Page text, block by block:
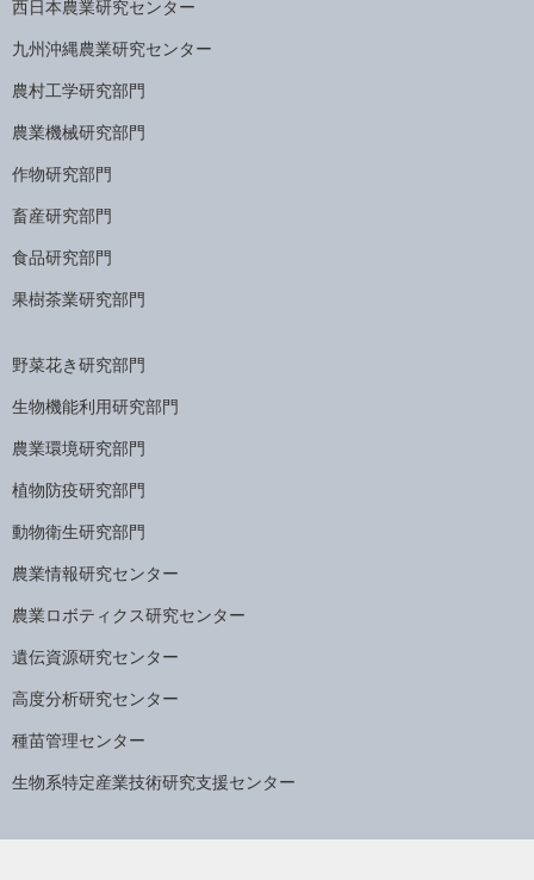
西日本農業研究センター
九州沖縄農業研究センター
農村工学研究部門
農業機械研究部門
作物研究部門
畜産研究部門
食品研究部門
果樹茶業研究部門
野菜花き研究部門
生物機能利用研究部門
農業環境研究部門
植物防疫研究部門
動物衛生研究部門
農業情報研究センター
農業ロボティクス研究センター
遺伝資源研究センター
高度分析研究センター
種苗管理センター
生物系特定産業技術研究支援センター